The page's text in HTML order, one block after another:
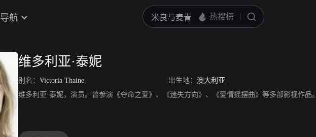
导航
维多利亚·泰妮
别名： Victoria Thaine 出生地： 澳大利亚
维多利亚·泰妮，演员。曾参演《夺命之爱》、《迷失方向》、《爱情摇摆曲》等多部影视作品。